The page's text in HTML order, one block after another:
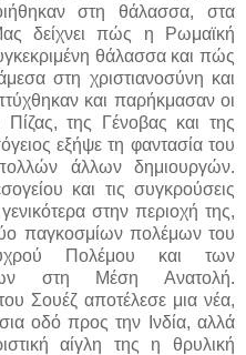
στη θάλασσα, στα
δείχνει πώς η Ρωμαϊκή
θάλασσα και πώς
στη χριστιανοσύνη και
και παρήκμασαν οι
Πίζας, της Γένοβας και της
εξήψε τη φαντασία του
άλλων δημιουργών.
και τις συγκρούσεις
στην περιοχή της,
παγκοσμίων πολέμων του
Πολέμου και των
στη Μέση Ανατολή.
Σουέζ αποτέλεσε μια νέα,
οδό προς την Ινδία, αλλά
αίγλη της η θρυλική